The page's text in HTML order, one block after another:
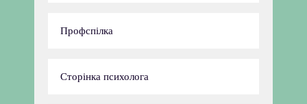
Профспілка
Сторінка психолога